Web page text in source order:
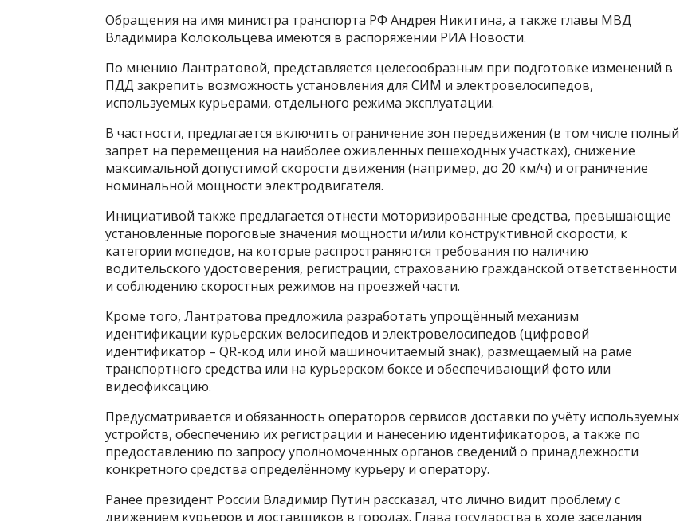
Обращения на имя министра транспорта РФ Андрея Никитина, а также главы МВД
Владимира Колокольцева имеются в распоряжении РИА Новости.
По мнению Лантратовой, представляется целесообразным при подготовке изменений в
ПДД закрепить возможность установления для СИМ и электровелосипедов,
используемых курьерами, отдельного режима эксплуатации.
В частности, предлагается включить ограничение зон передвижения (в том числе полный
запрет на перемещения на наиболее оживленных пешеходных участках), снижение
максимальной допустимой скорости движения (например, до 20 км/ч) и ограничение
номинальной мощности электродвигателя.
Инициативой также предлагается отнести моторизированные средства, превышающие
установленные пороговые значения мощности и/или конструктивной скорости, к
категории мопедов, на которые распространяются требования по наличию
водительского удостоверения, регистрации, страхованию гражданской ответственности
и соблюдению скоростных режимов на проезжей части.
Кроме того, Лантратова предложила разработать упрощённый механизм
идентификации курьерских велосипедов и электровелосипедов (цифровой
идентификатор – QR-код или иной машиночитаемый знак), размещаемый на раме
транспортного средства или на курьерском боксе и обеспечивающий фото или
видеофиксацию.
Предусматривается и обязанность операторов сервисов доставки по учёту используемых
устройств, обеспечению их регистрации и нанесению идентификаторов, а также по
предоставлению по запросу уполномоченных органов сведений о принадлежности
конкретного средства определённому курьеру и оператору.
Ранее президент России Владимир Путин рассказал, что лично видит проблему с
движением курьеров и доставщиков в городах. Глава государства в ходе заседания